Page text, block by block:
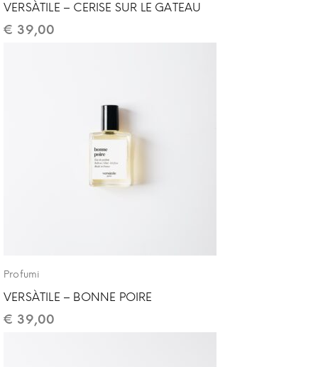
VERSÀTILE – CERISE SUR LE GATEAU
€ 39,00
Profumi
VERSÀTILE – BONNE POIRE
€ 39,00